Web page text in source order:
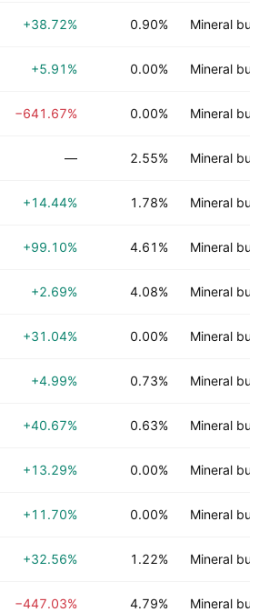
+38.72% 0.90% Mineral bukan
+5.91% 0.00% Mineral bukan
−641.67% 0.00% Mineral bukan
— 2.55% Mineral bukan
+14.44% 1.78% Mineral bukan
+99.10% 4.61% Mineral bukan
+2.69% 4.08% Mineral bukan
+31.04% 0.00% Mineral bukan
+4.99% 0.73% Mineral bukan
+40.67% 0.63% Mineral bukan
+13.29% 0.00% Mineral bukan
+11.70% 0.00% Mineral bukan
+32.56% 1.22% Mineral bukan
−447.03% 4.79% Mineral bukan